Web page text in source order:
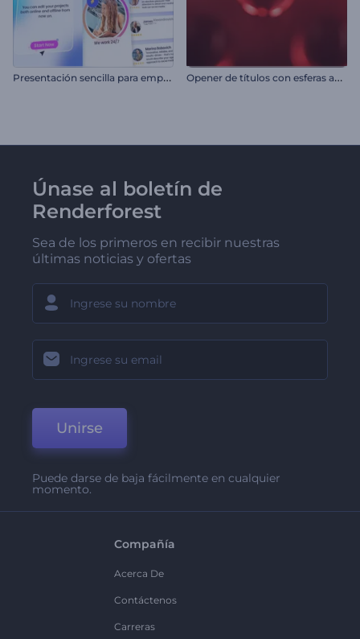
P
resentación sencilla para empresas O
pener de títulos con esferas abstractas
Únase al boletín de
Renderforest
Sea de los primeros en recibir nuestras
últimas noticias y ofertas
Unirse
Puede darse de baja fácilmente en cualquier
momento.
Compañía
Acerca De
Contáctenos
Carreras